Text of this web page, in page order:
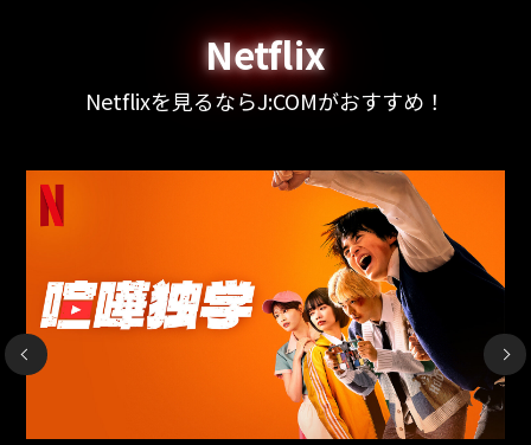
Netflix
Netflixを見るならJ:COMがおすすめ！
NEXT